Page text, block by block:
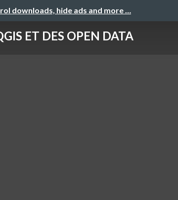
downloads, hide ads and more …
ET DES OPEN DATA